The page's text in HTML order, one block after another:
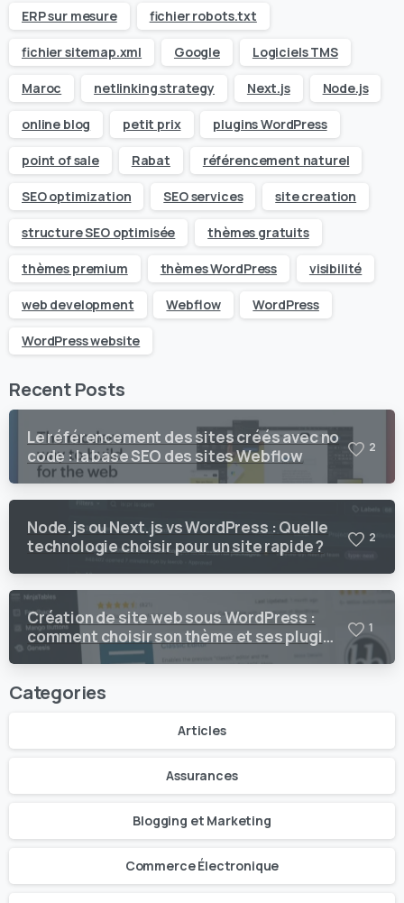
ERP sur mesure fichier robots.txt
fichier sitemap.xml Google Logiciels TMS
Maroc netlinking strategy Next.js Node.js
online blog petit prix plugins WordPress
point of sale Rabat référencement naturel
SEO optimization SEO services site creation
structure SEO optimisée thèmes gratuits
thèmes premium thèmes WordPress visibilité
web development Webflow WordPress
WordPress website
Recent Posts
Le référencement des sites créés avec no
code : la base SEO des sites Webflow
2
Node.js ou Next.js vs WordPress : Quelle
technologie choisir pour un site rapide ?
2
Création de site web sous WordPress :
comment choisir son thème et ses plugins
?
1
Categories
Articles
Assurances
Blogging et Marketing
Commerce Électronique